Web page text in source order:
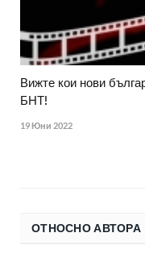
Вижте кои нови
БНТ!
19 Юни 2022
ОТНОСНО АВТОРА